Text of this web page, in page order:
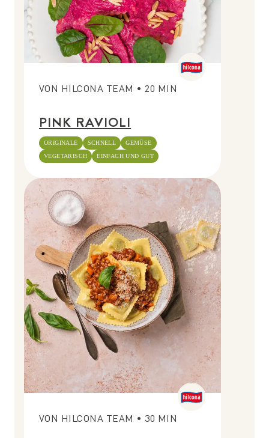
VON HILCONA TEAM •20 MIN
PINK RAVIOLI
ORIGINALE SCHNELL
GEMÜSE
VEGETARISCH
EINFACH UND GUT
VON HILCONA TEAM • 30 MIN